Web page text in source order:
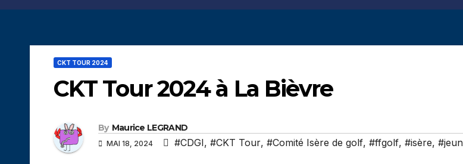
CKT TOUR 2024
CKT Tour 2024 à La Bièvre
By Maurice LEGRAND
MAI 18, 2024 #CDGI, #CKT Tour, #Comité Isère de golf, #ffgolf, #isère,